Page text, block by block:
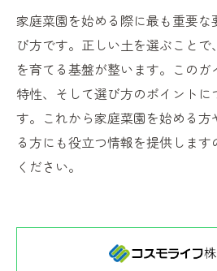
家庭菜園を始める際に最も重要
び方です。正しい土を選ぶこと
を育てる基盤が整います。この
特性、そして選び方のポイントに
す。これから家庭菜園を始める
る方にも役立つ情報を提供しま
ください。